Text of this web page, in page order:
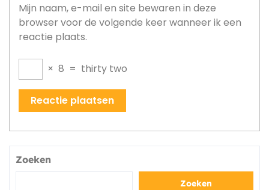
Mijn naam, e-mail en site bewaren in deze
browser voor de volgende keer wanneer ik een
reactie plaats.
× 8 = thirty two
Zoeken
Zoeken